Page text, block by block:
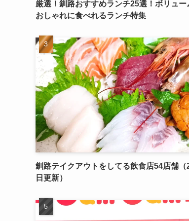
厳選！釧路おすすめランチ25選！ボリュー
おしゃれに食べれるランチ特集
釧路テイクアウトをしてる飲食店54店舗
日更新）